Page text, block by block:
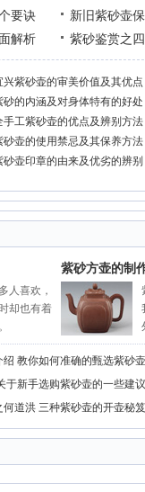
要诀
解析
新旧紫砂壶
紫砂鉴赏之
兴紫砂壶的审美价值及其优点
砂的内涵及对身体特有的好处
手工紫砂壶的优点及辨别方法
砂壶的使用禁忌及其保养方法
砂壶印章的由来及优劣的辨别
人喜欢，
却也有着
紫砂方壶的制
绍 教你如何准确的甄选紫砂壶
于新手选购紫砂壶的一些建议
何道洪 三种紫砂壶的开壶秘笈